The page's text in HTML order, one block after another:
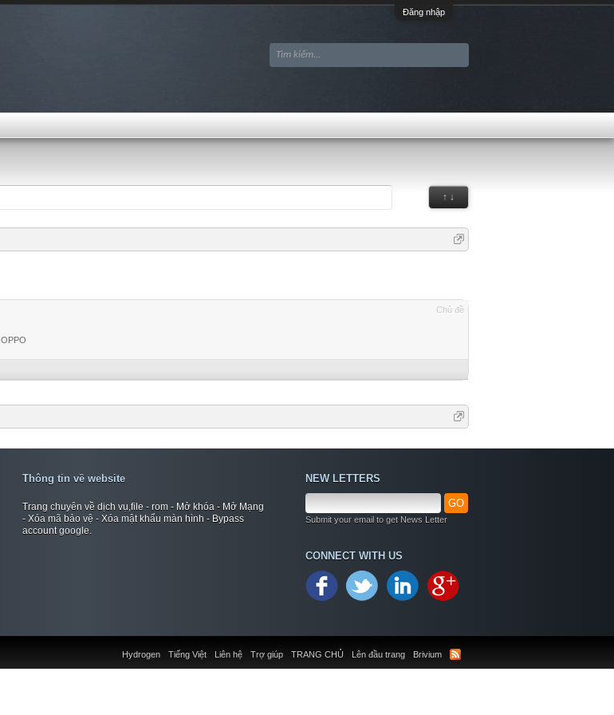
Đăng nhập
↑ ↓
Chủ đề
OPPO
Thông tin về website
Trang chuyên về dịch vụ,file - rom - Mở khóa - Mở Mạng
- Xóa mã bảo vệ - Xóa mật khẩu màn hình - Bypass
account google.
NEW LETTERS
GO
Submit your email to get News Letter
CONNECT WITH US
Liên hệ Trợ giúp TRANG CHỦ Lên đầu trang Brivium
Hydrogen Tiếng Việt